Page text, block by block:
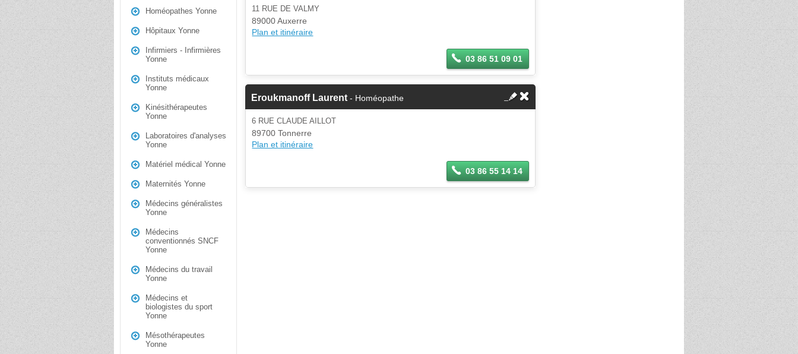
Homéopathes Yonne
Hôpitaux Yonne
Infirmiers - Infirmières
Yonne
Instituts médicaux
Yonne
Kinésithérapeutes
Yonne
Laboratoires d'analyses
Yonne
Matériel médical Yonne
Maternités Yonne
Médecins généralistes
Yonne
Médecins
conventionnés SNCF
Yonne
Médecins du travail
Yonne
Médecins et
biologistes du sport
Yonne
Mésothérapeutes
Yonne
11 RUE DE VALMY
89000 Auxerre
Plan et itinéraire
03 86 51 09 01
Eroukmanoff Laurent - Homéopathe
6 RUE CLAUDE AILLOT
89700 Tonnerre
Plan et itinéraire
03 86 55 14 14